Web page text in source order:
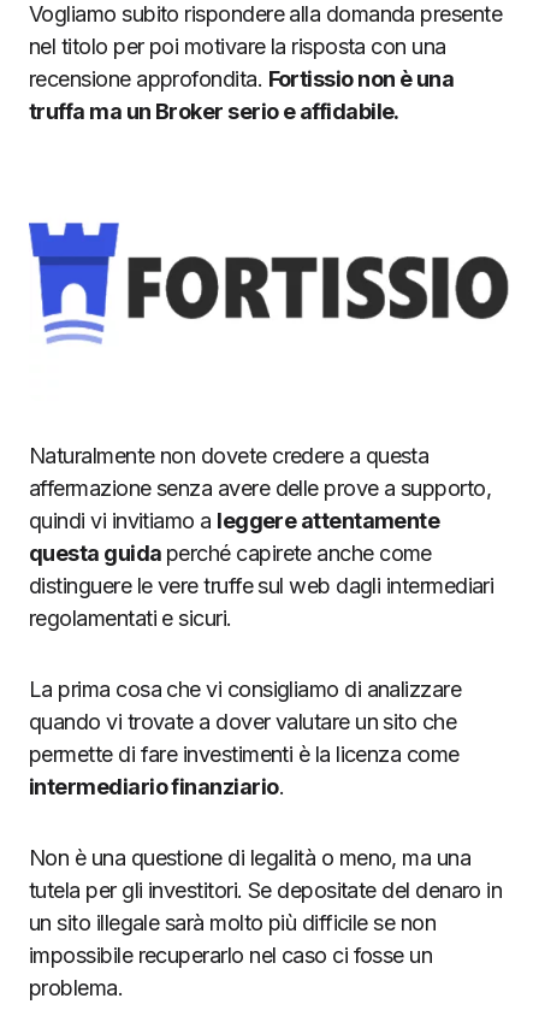
Vogliamo subito rispondere alla domanda presente
nel titolo per poi motivare la risposta con una
recensione approfondita. Fortissio non è una
truffa ma un Broker serio e affidabile.
Naturalmente non dovete credere a questa
affermazione senza avere delle prove a supporto,
quindi vi invitiamo a leggere attentamente
questa guida perché capirete anche come
distinguere le vere truffe sul web dagli intermediari
regolamentati e sicuri.
La prima cosa che vi consigliamo di analizzare
quando vi trovate a dover valutare un sito che
permette di fare investimenti è la licenza come
intermediario finanziario.
Non è una questione di legalità o meno, ma una
tutela per gli investitori. Se depositate del denaro in
un sito illegale sarà molto più difficile se non
impossibile recuperarlo nel caso ci fosse un
problema.